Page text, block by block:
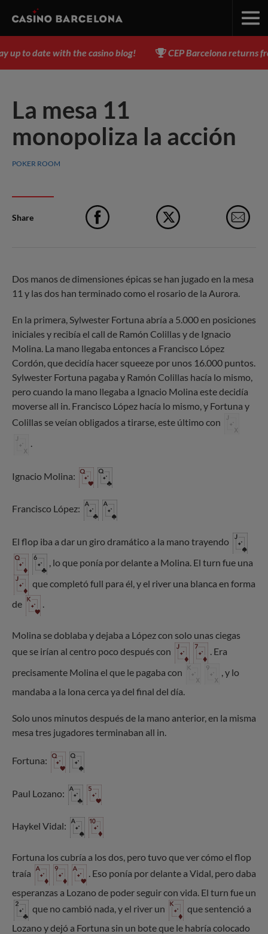
to date with the casino blog! CEP Barcelona returns
La mesa 11
monopoliza la acción
POKER ROOM
Share
Dos manos de dimensiones épicas se han jugado en la mesa
11 y las dos han terminado como el rosario de la Aurora.
En la primera, Sylwester Fortuna abría a 5.000 en posiciones
iniciales y recibía el call de Ramón Colillas y de Ignacio
Molina. La mano llegaba entonces a Francisco López
Cordón, que decidía hacer squeeze por unos 16.000 puntos.
Sylwester Fortuna pagaba y Ramón Colillas hacía lo mismo,
pero cuando la mano llegaba a Ignacio Molina este decidía
moverse all in. Francisco López hacía lo mismo, y Fortuna y
Colillas se veían obligados a tirarse, este último con
.
Ignacio Molina:
Francisco López:
El flop iba a dar un giro dramático a la mano trayendo
, lo que ponía por delante a Molina. El turn fue una
que completó full para él, y el river una blanca en forma
de
.
Molina se doblaba y dejaba a López con solo unas ciegas
que se irían al centro poco después con
. Era
precisamente Molina el que le pagaba con
, y lo
mandaba a la lona cerca ya del final del día.
Solo unos minutos después de la mano anterior, en la misma
mesa tres jugadores terminaban all in.
Fortuna:
Paul Lozano:
Haykel Vidal:
Fortuna los cubría a los dos, pero tuvo que ver cómo el flop
traía
. Eso ponía por delante a Vidal, pero daba
esperanzas a Lozano de poder seguir con vida. El turn fue un
que no cambió nada, y el river un
que sentenció a
Lozano y dejó a Fortuna sin un bote que le habría colocado